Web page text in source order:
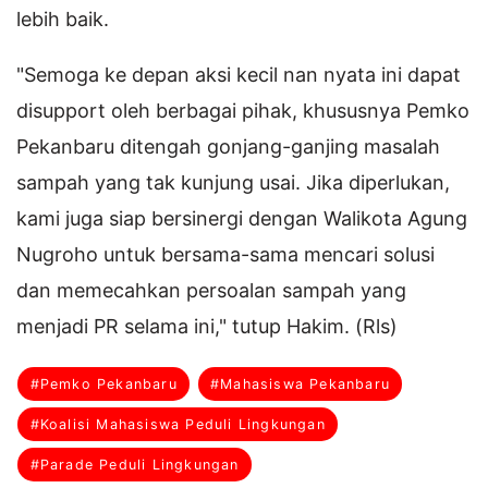
lebih baik.
"Semoga ke depan aksi kecil nan nyata ini dapat
disupport oleh berbagai pihak, khususnya Pemko
Pekanbaru ditengah gonjang-ganjing masalah
sampah yang tak kunjung usai. Jika diperlukan,
kami juga siap bersinergi dengan Walikota Agung
Nugroho untuk bersama-sama mencari solusi
dan memecahkan persoalan sampah yang
menjadi PR selama ini," tutup Hakim. (Rls)
#Pemko Pekanbaru #Mahasiswa Pekanbaru
#Koalisi Mahasiswa Peduli Lingkungan
#Parade Peduli Lingkungan